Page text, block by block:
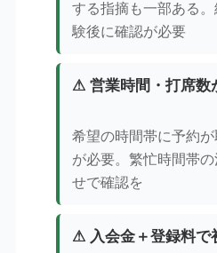
する指摘も一部ある
験後に確認が必要
⚠ 営業時間・打席数
希望の時間帯に予約
が必要。繁忙時間帯
せで確認を
⚠ 入会金＋登録料で